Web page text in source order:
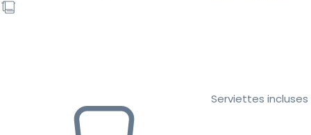
Serviettes incluses